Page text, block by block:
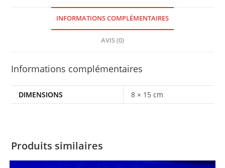
INFORMATIONS COMPLÉMENTAIRES
AVIS (0)
Informations complémentaires
DIMENSIONS 8 × 15 cm
Produits similaires